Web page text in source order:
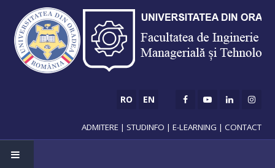
RO EN
ADMITERE | STUDINFO | E-LEARNING | CONTACT